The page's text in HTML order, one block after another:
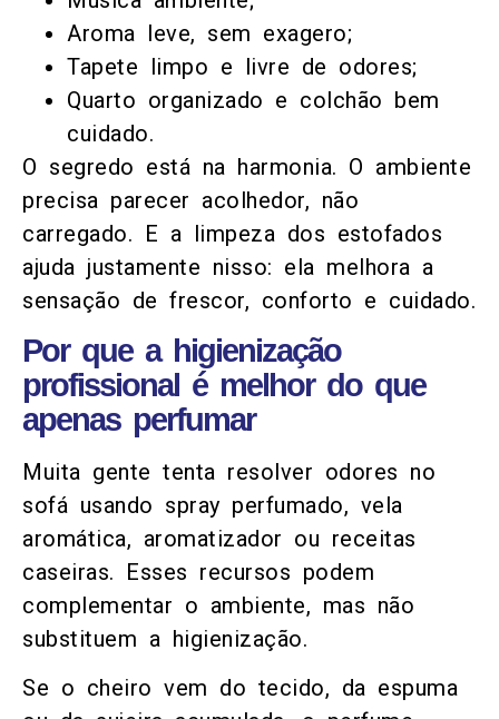
Aroma leve, sem exagero;
Tapete limpo e livre de odores;
Quarto organizado e colchão bem
cuidado.
O segredo está na harmonia. O ambiente
precisa parecer acolhedor, não
carregado. E a limpeza dos estofados
ajuda justamente nisso: ela melhora a
sensação de frescor, conforto e cuidado.
Por que a higienização
profissional é melhor do que
apenas perfumar
Muita gente tenta resolver odores no
sofá usando spray perfumado, vela
aromática, aromatizador ou receitas
caseiras. Esses recursos podem
complementar o ambiente, mas não
substituem a higienização.
Se o cheiro vem do tecido, da espuma